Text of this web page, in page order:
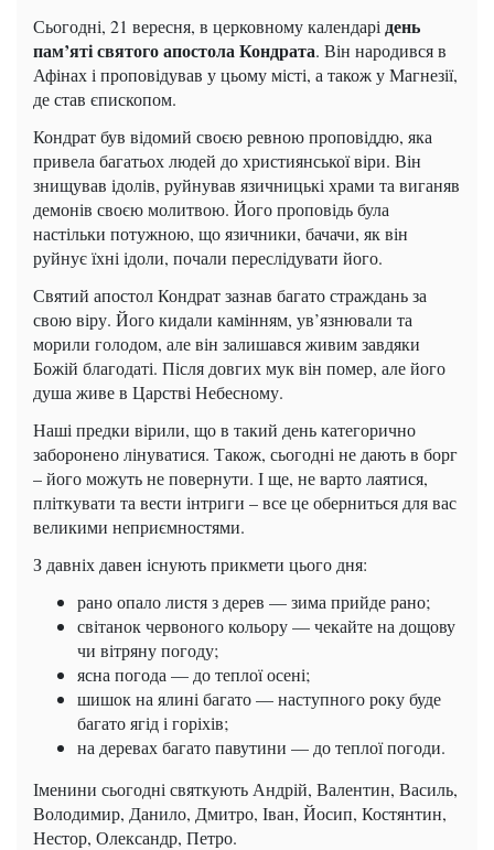
Сьогодні, 21 вересня, в церковному календарі день
пам’ятісвятого апостола Кондрата. Він народився в
Афінах і проповідував у цьому місті, а також у Магнезії,
де став єпископом.
Кондрат був відомий своєю ревною проповіддю, яка
привела багатьох людей до християнської віри. Він
знищував ідолів, руйнував язичницькі храми та виганяв
демонів своєю молитвою. Його проповідь була
настільки потужною, що язичники, бачачи, як він
руйнує їхні ідоли, почали переслідувати його.
Святий апостол Кондрат зазнав багато страждань за
свою віру. Його кидали камінням, ув’язнювали та
морили голодом, але він залишався живим завдяки
Божій благодаті. Після довгих мук він помер, але його
душа живе в Царстві Небесному.
Наші предки вірили, що в такий день категорично
заборонено лінуватися. Також, сьогодні не дають в борг
– його можуть не повернути. І ще, не варто лаятися,
пліткувати та вести інтриги – все це оберниться для вас
великими неприємностями.
З давніх давен існують прикмети цього дня:
рано опало листя з дерев — зима прийде рано;
світанок червоного кольору — чекайте на дощову
чи вітряну погоду;
ясна погода — до теплої осені;
шишок на ялині багато — наступного року буде
багато ягід і горіхів;
на деревах багато павутини — до теплої погоди.
Іменини сьогодні святкують Андрій, Валентин, Василь,
Володимир, Данило, Дмитро, Іван, Йосип, Костянтин,
Нестор, Олександр, Петро.